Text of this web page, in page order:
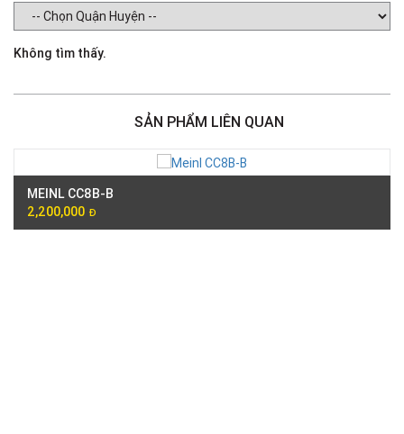
Không tìm thấy.
SẢN PHẨM LIÊN QUAN
MEINL CC8B-B
2,200,000 Đ